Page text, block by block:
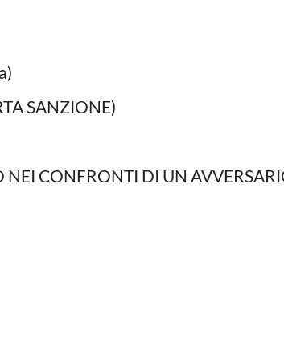
SANZIONE)
NEI CONFRONTI DI UN